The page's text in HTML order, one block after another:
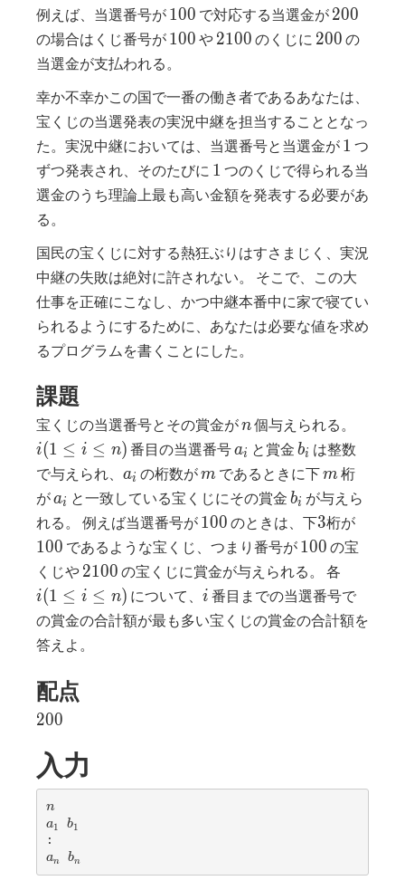
例えば、当選番号が 100
100 で対応する当選金が 200
200
の場合はくじ番号が 100
100 や 2100
2100 のくじに 200
200 の
当選金が支払われる。
幸か不幸かこの国で一番の働き者であるあなたは、
宝くじの当選発表の実況中継を担当することとなっ
た。実況中継においては、当選番号と当選金が 1
1 つ
ずつ発表され、そのたびに 1
1 つのくじで得られる当
選金のうち理論上最も高い金額を発表する必要があ
る。
国民の宝くじに対する熱狂ぶりはすさまじく、実況
中継の失敗は絶対に許されない。 そこで、この大
仕事を正確にこなし、かつ中継本番中に家で寝てい
られるようにするために、あなたは必要な値を求め
るプログラムを書くことにした。
課題
宝くじの当選番号とその賞金がn
n個与えられる。
≤
i(1 ≤ i ≤ n) 番目の当選番号a_i
ai と賞金 b_i
bi は整数
で与えられ、 a_i
ai の桁数がm
m であるときに下m
m 桁
がa_i
ai と一致している宝くじにその賞金 b_i
bi が与えら
れる。 例えば当選番号が 100
100 のときは、下3
3桁が
100 であるような宝くじ、つまり番号が 100
100 の宝
くじや 2100
2100 の宝くじに賞金が与えられる。 各
(1
≤
i
i(1 ≤ i ≤ n) について、 i
i 番目までの当選番号で
の賞金の合計額が最も多い宝くじの賞金の合計額を
答えよ。
配点
200
200
入力
n
n
a
_
1
a1
b
1
b1
a
_
an
b
_
bn